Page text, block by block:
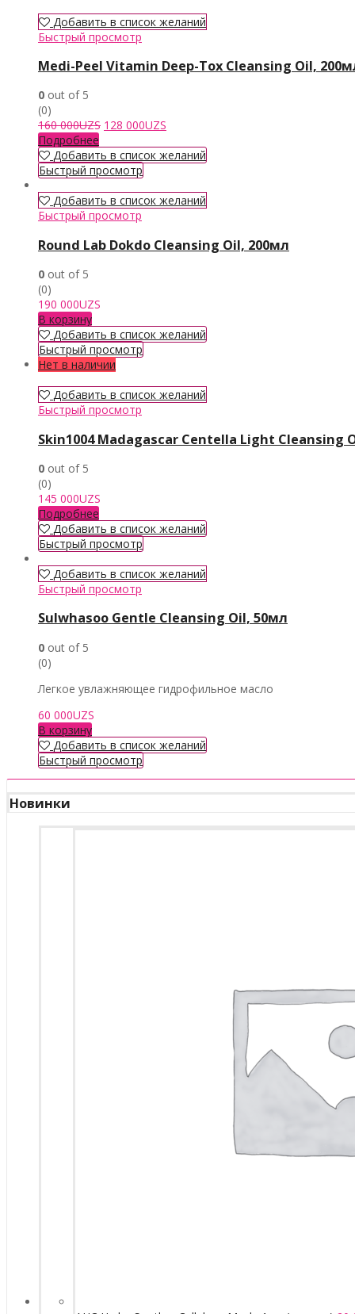
Добавить в список желаний
Быстрый просмотр
Medi-Peel Vitamin Deep-Tox Cleansing Oil,
0 out of 5
(0)
160 000UZS Первоначальная
составляла
160
128 000UZS
128
Подробнее
Добавить в список желаний
Быстрый просмотр
Добавить в список желаний
Быстрый просмотр
Round Lab Dokdo Cleansing Oil, 200мл
0 out of 5
(0)
190 000UZS
В корзину
Добавить в список желаний
Быстрый просмотр
Нет в наличии
Добавить в список желаний
Быстрый просмотр
Skin1004 Madagascar Centella Light Cleansing
0 out of 5
(0)
145 000UZS
Подробнее
Добавить в список желаний
Быстрый просмотр
Добавить в список желаний
Быстрый просмотр
Sulwhasoo Gentle Cleansing Oil, 50мл
0 out of 5
(0)
Легкое увлажняющее гидрофильное масло
60 000UZS
В корзину
Добавить в список желаний
Быстрый просмотр
Новинки